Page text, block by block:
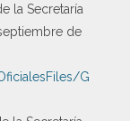
la Secretaría
de
G